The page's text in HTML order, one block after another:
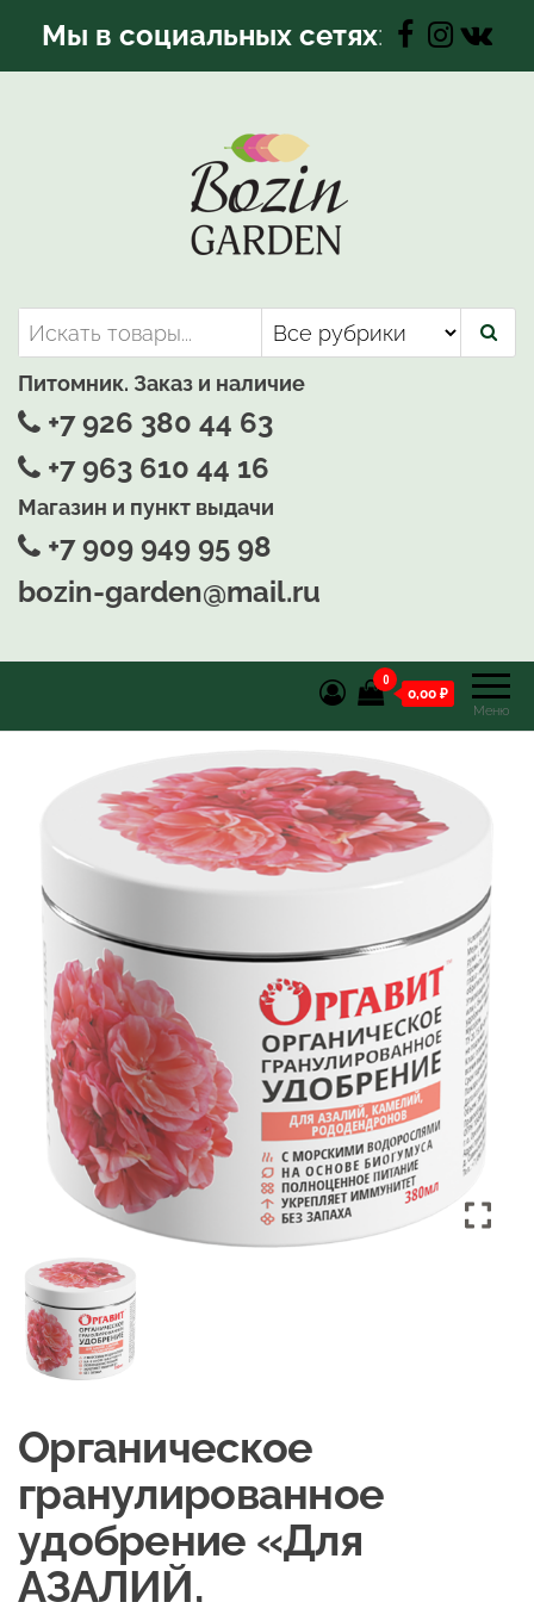
Мы в социальных сетях:
Bozin-Garden | Садовый центр
Садовый центр, Растения
для вашего сада
Питомник. Заказ и наличие
+7 926 380 44 63
+7 963 610 44 16
Магазин и пункт выдачи
+7 909 949 95 98
bozin-garden@mail.ru
Меню
0
0,00 ₽
Органическое
гранулированное
удобрение «Для
АЗАЛИЙ,